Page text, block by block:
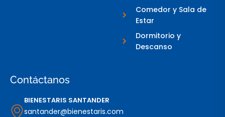
Comedor y Sala de
Estar
Dormitorio y
Descanso
Contáctanos
BIENESTARIS SANTANDER
santander@bienestaris.com